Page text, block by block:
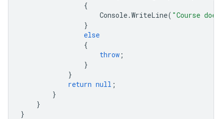
{
Console.WriteLine( "Course
}
else
{
throw ;
}
}
return null ;
}
}
}